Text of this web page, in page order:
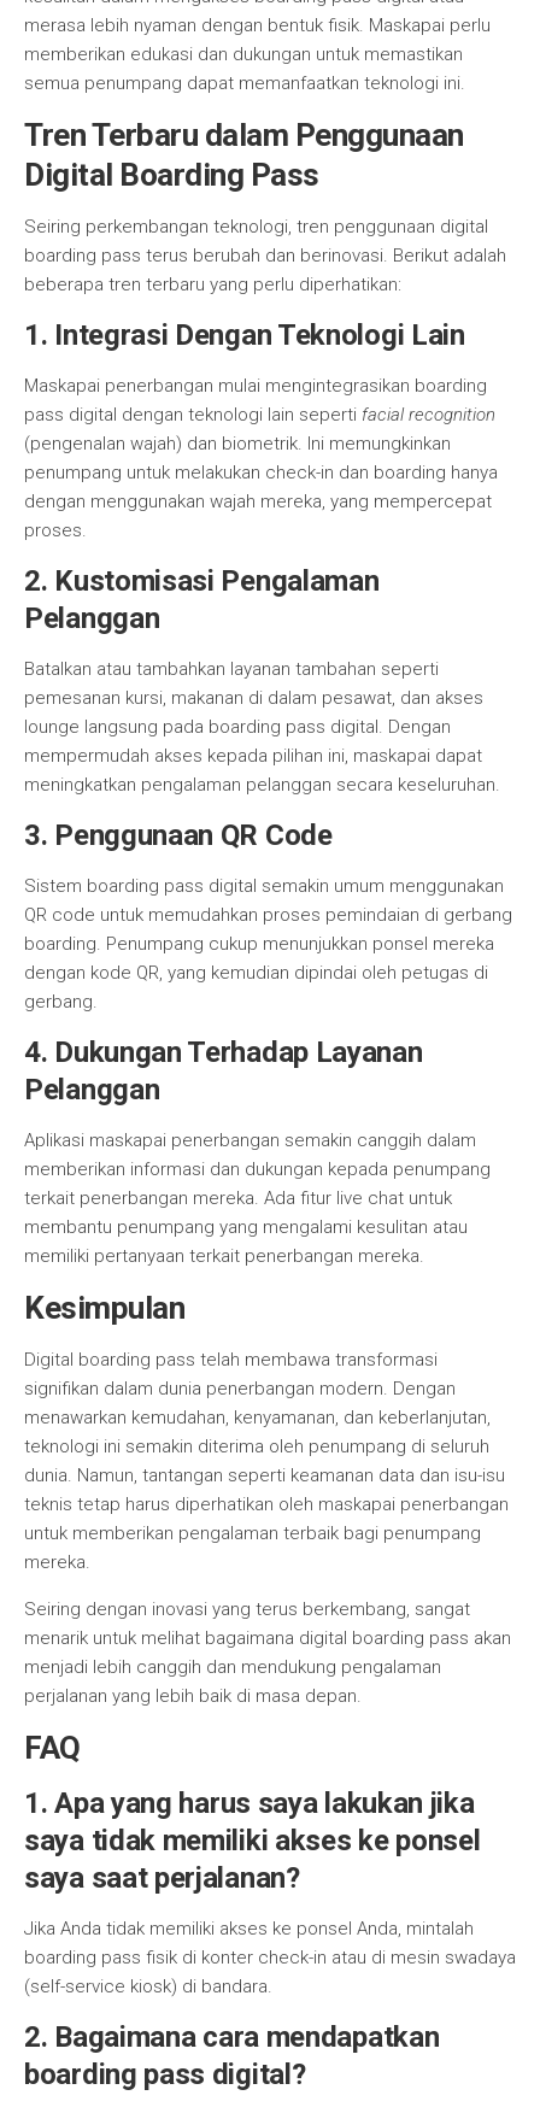
merasa lebih nyaman dengan bentuk fisik. Maskapai perlu
memberikan edukasi dan dukungan untuk memastikan
semua penumpang dapat memanfaatkan teknologi ini.
Tren Terbaru dalam Penggunaan
Digital Boarding Pass
Seiring perkembangan teknologi, tren penggunaan digital
boarding pass terus berubah dan berinovasi. Berikut adalah
beberapa tren terbaru yang perlu diperhatikan:
1. Integrasi Dengan Teknologi Lain
Maskapai penerbangan mulai mengintegrasikan boarding
pass digital dengan teknologi lain seperti facial recognition
(pengenalan wajah) dan biometrik. Ini memungkinkan
penumpang untuk melakukan check-in dan boarding hanya
dengan menggunakan wajah mereka, yang mempercepat
proses.
2. Kustomisasi Pengalaman
Pelanggan
Batalkan atau tambahkan layanan tambahan seperti
pemesanan kursi, makanan di dalam pesawat, dan akses
lounge langsung pada boarding pass digital. Dengan
mempermudah akses kepada pilihan ini, maskapai dapat
meningkatkan pengalaman pelanggan secara keseluruhan.
3. Penggunaan QR Code
Sistem boarding pass digital semakin umum menggunakan
QR code untuk memudahkan proses pemindaian di gerbang
boarding. Penumpang cukup menunjukkan ponsel mereka
dengan kode QR, yang kemudian dipindai oleh petugas di
gerbang.
4. Dukungan Terhadap Layanan
Pelanggan
Aplikasi maskapai penerbangan semakin canggih dalam
memberikan informasi dan dukungan kepada penumpang
terkait penerbangan mereka. Ada fitur live chat untuk
membantu penumpang yang mengalami kesulitan atau
memiliki pertanyaan terkait penerbangan mereka.
Kesimpulan
Digital boarding pass telah membawa transformasi
signifikan dalam dunia penerbangan modern. Dengan
menawarkan kemudahan, kenyamanan, dan keberlanjutan,
teknologi ini semakin diterima oleh penumpang di seluruh
dunia. Namun, tantangan seperti keamanan data dan isu-isu
teknis tetap harus diperhatikan oleh maskapai penerbangan
untuk memberikan pengalaman terbaik bagi penumpang
mereka.
Seiring dengan inovasi yang terus berkembang, sangat
menarik untuk melihat bagaimana digital boarding pass akan
menjadi lebih canggih dan mendukung pengalaman
perjalanan yang lebih baik di masa depan.
FAQ
1.Apa yang harus saya lakukan jika
saya tidak memiliki akses ke ponsel
saya saat perjalanan?
Jika Anda tidak memiliki akses ke ponsel Anda, mintalah
boarding pass fisik di konter check-in atau di mesin swadaya
(self-service kiosk) di bandara.
2. Bagaimana cara mendapatkan
boarding pass digital?